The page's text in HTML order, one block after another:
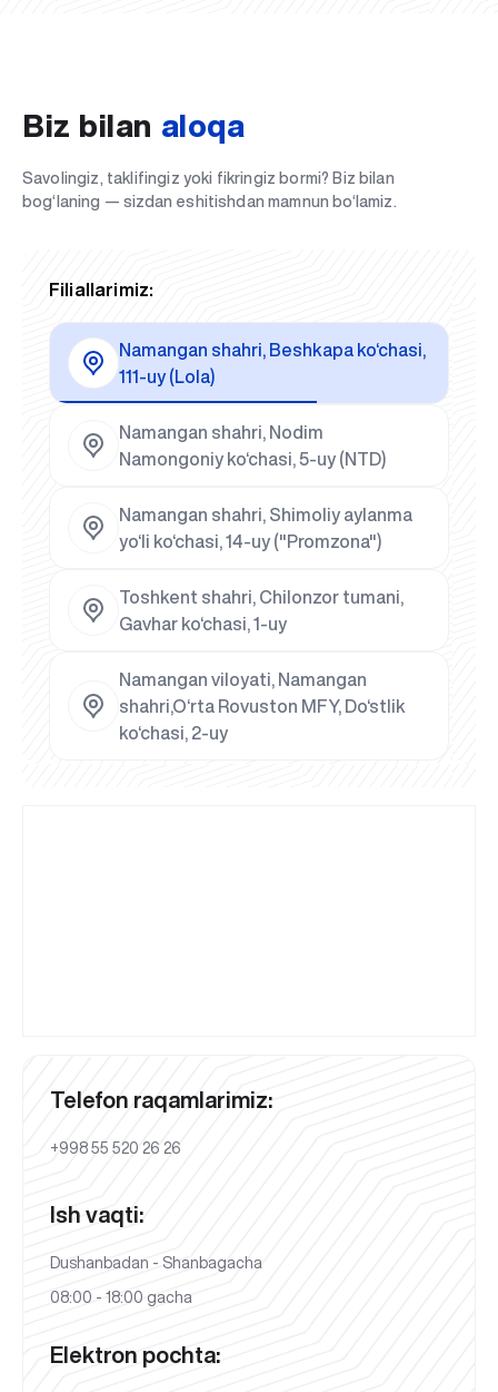
Biz bilan aloqa
Savolingiz, taklifingiz yoki fikringiz bormi? Biz bilan
bog‘laning — sizdan eshitishdan mamnun bo‘lamiz.
Filiallarimiz:
Namangan shahri, Beshkapa ko‘chasi,
111-uy (Lola)
Namangan shahri, Nodim
Namongoniy ko‘chasi, 5-uy (NTD)
Namangan shahri, Shimoliy aylanma
yo‘li ko‘chasi, 14-uy ("Promzona")
Toshkent shahri, Chilonzor tumani,
Gavhar ko‘chasi, 1-uy
Namangan viloyati, Namangan
shahri,O‘rta Rovuston MFY, Do‘stlik
ko‘chasi, 2-uy
Telefon raqamlarimiz:
+998 55 520 26 26
Ish vaqti:
Dushanbadan - Shanbagacha
08:00 - 18:00 gacha
Elektron pochta: